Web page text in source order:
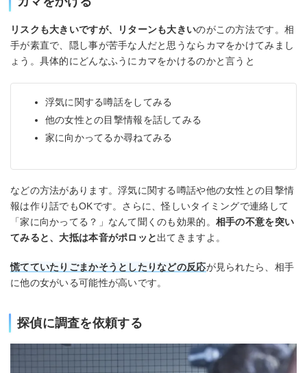
リスクも大きいですが、リターンも大きいのがこの方法です。相
手が素直で、隠し事が苦手な人だと思うならカマをかけてみまし
ょう。具体的にどんなふうにカマをかけるのかと言うと
浮気に関する噂話をしてみる
他の女性との目撃情報を話してみる
家に向かってるか尋ねてみる
などの方法があります。浮気に関する噂話や他の女性との目撃情
報は作り話でもOKです。さらに、怪しいタイミングで連絡して
「家に向かってる？」なんて聞くのも効果的。 相手の不意を突い
てみると、大抵は本音がポロッと出てきますよ。
慌てていたりごまかそうとしたりなどの反応が見られたら、相手
に他の女がいる可能性が高いです。
探偵に調査を依頼する